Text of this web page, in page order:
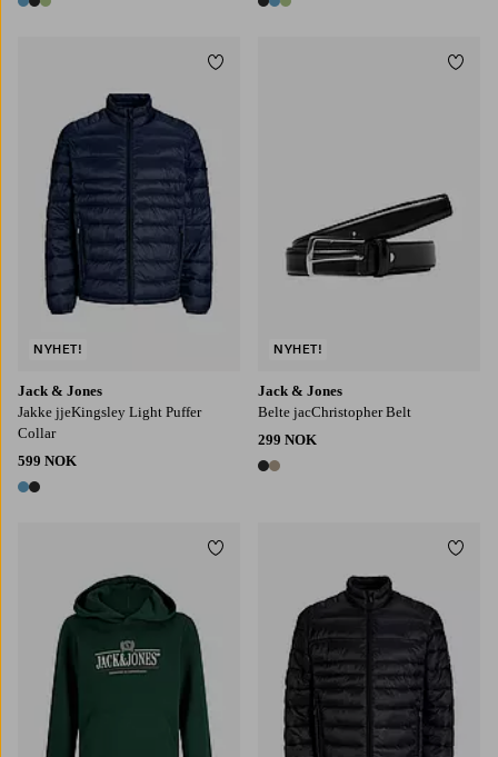
3 farger 3 farger
Jack & Jones
Jakke jjeKingsley Light Puffer
Collar
599 NOK
2 farger
NYHET!
Legg til favoritter
Jack & Jones
Belte jacChristopher Belt
299 NOK
2 farger
NYHET!
Legg til favoritter
152164 176